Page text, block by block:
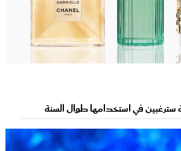
سترغبين في استخدامها طوال السنة